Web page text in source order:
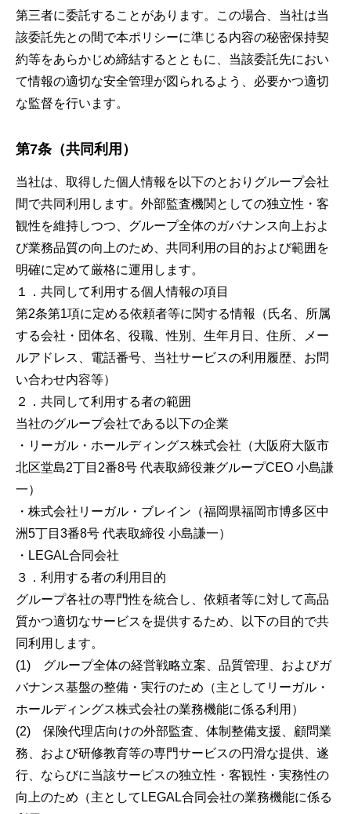
第三者に委託することがあります。この場合、当社は当
該委託先との間で本ポリシーに準じる内容の秘密保持契
約等をあらかじめ締結するとともに、当該委託先におい
て情報の適切な安全管理が図られるよう、必要かつ適切
な監督を行います。
第7条（共同利用）
当社は、取得した個人情報を以下のとおりグループ会社
間で共同利用します。外部監査機関としての独立性・客
観性を維持しつつ、グループ全体のガバナンス向上およ
び業務品質の向上のため、共同利用の目的および範囲を
明確に定めて厳格に運用します。
１．共同して利用する個人情報の項目
第2条第1項に定める依頼者等に関する情報（氏名、所属
する会社・団体名、役職、性別、生年月日、住所、メー
ルアドレス、電話番号、当社サービスの利用履歴、お問
い合わせ内容等）
２．共同して利用する者の範囲
当社のグループ会社である以下の企業
・リーガル・ホールディングス株式会社（大阪府大阪市
北区堂島2丁目2番8号 代表取締役兼グループCEO 小島謙
一）
・株式会社リーガル・ブレイン（福岡県福岡市博多区中
洲5丁目3番8号 代表取締役 小島謙一）
・LEGAL合同会社
３．利用する者の利用目的
グループ各社の専門性を統合し、依頼者等に対して高品
質かつ適切なサービスを提供するため、以下の目的で共
同利用します。
(1) グループ全体の経営戦略立案、品質管理、およびガ
バナンス基盤の整備・実行のため（主としてリーガル・
ホールディングス株式会社の業務機能に係る利用）
(2) 保険代理店向けの外部監査、体制整備支援、顧問業
務、および研修教育等の専門サービスの円滑な提供、遂
行、ならびに当該サービスの独立性・客観性・実務性の
向上のため（主としてLEGAL合同会社の業務機能に係る